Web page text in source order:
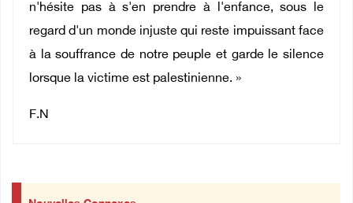
n'hésite pas à s'en prendre à l'enfance, sous le
regard d'un monde injuste qui reste impuissant face
à la souffrance de notre peuple et garde le silence
lorsque la victime est palestinienne. »
F.N